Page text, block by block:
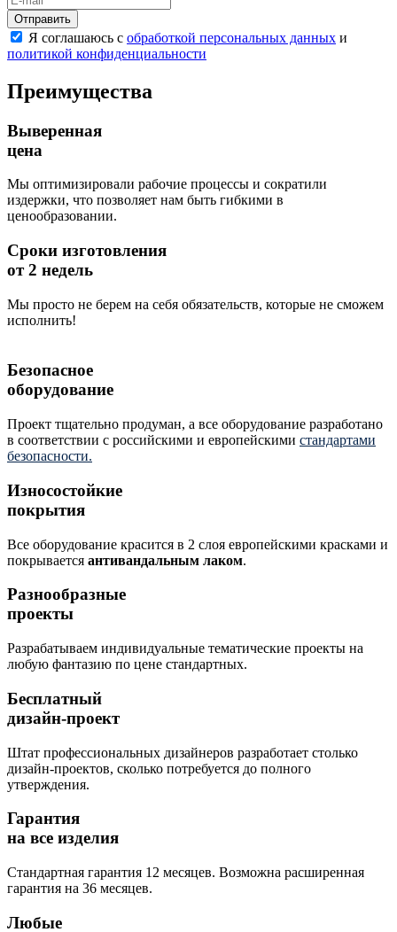
Отправить
Я соглашаюсь с обработкой персональных данных и
политикой конфиденциальности
Преимущества
Выверенная
цена
Мы оптимизировали рабочие процессы и сократили
издержки, что позволяет нам быть гибкими в
ценообразовании.
Сроки изготовления
от 2 недель
Мы просто не берем на себя обязательств, которые не сможем
исполнить!
Безопасное
оборудование
Проект тщательно продуман, а все оборудование разработано
в соответствии с российскими и европейскими стандартами
безопасности.
Износостойкие
покрытия
Все оборудование красится в 2 слоя европейскими красками и
покрывается антивандальным лаком.
Разнообразные
проекты
Разрабатываем индивидуальные тематические проекты на
любую фантазию по цене стандартных.
Бесплатный
дизайн-проект
Штат профессиональных дизайнеров разработает столько
дизайн-проектов, сколько потребуется до полного
утверждения.
Гарантия
на все изделия
Стандартная гарантия 12 месяцев. Возможна расширенная
гарантия на 36 месяцев.
Любые